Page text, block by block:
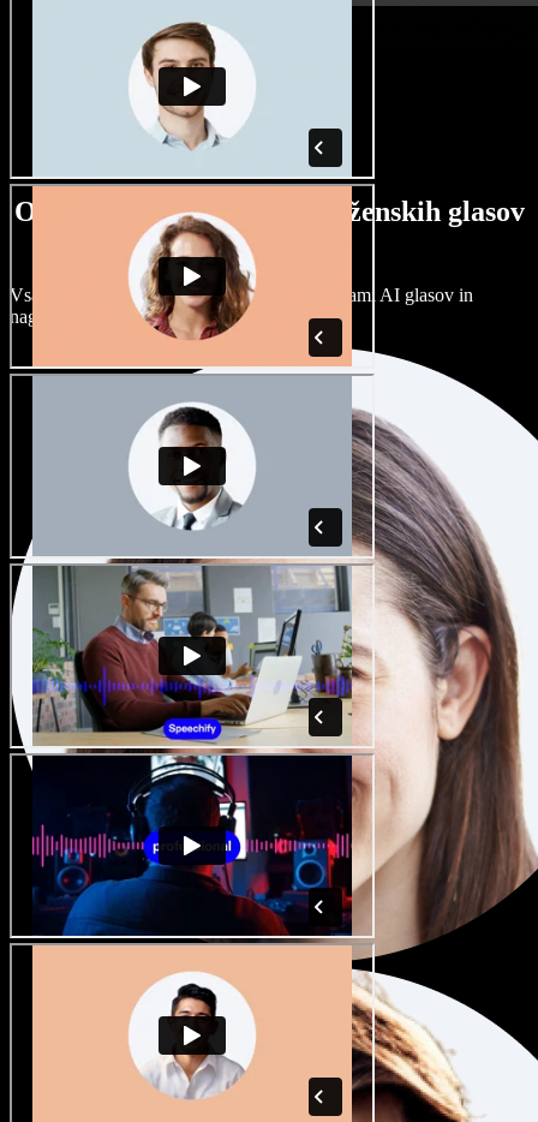
Ogromna izbira moških in ženskih glasov
ter naglasov
Vsak projekt je unikaten. Izbirajte med stotinami AI glasov in
naglasov ter jih prilagodite po svoje.